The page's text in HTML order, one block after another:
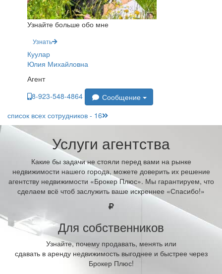
Узнайте больше обо мне
Узнать
Куулар
Юлия Михайловна
Агент
8-923-548-4864
Сообщение
список всех сотрудников - 16
Услуги агентства
Какие бы задачи не стояли перед вами на рынке
недвижимости нашего города, можете доверить их решение
агентству недвижимости «Брокер Плюс». Мы гарантируем, что
сделаем всё чтоб заслужить ваше искреннее «Спасибо!»
Для собственников
Узнайте, почему продавать, менять или
сдавать в аренду недвижимость выгоднее и быстрее через
Брокер Плюс!